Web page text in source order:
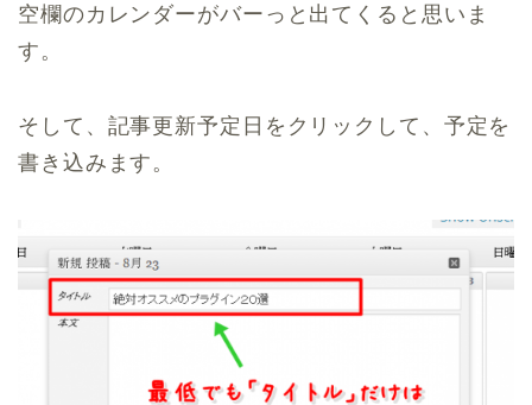
空欄のカレンダーがバーっと出てくると思いま
す。
そして、記事更新予定日をクリックして、予定を
書き込みます。